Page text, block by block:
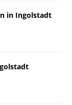
in Ingolstadt